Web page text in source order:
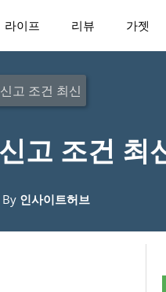
라이프 리뷰 가젯
고 조건 최신
고 조건 최
By 인사이트허브